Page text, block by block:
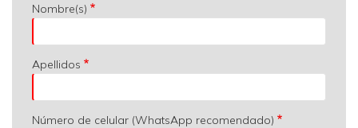
Nombre(s)
Apellidos
Número de celular (WhatsApp recomendado)